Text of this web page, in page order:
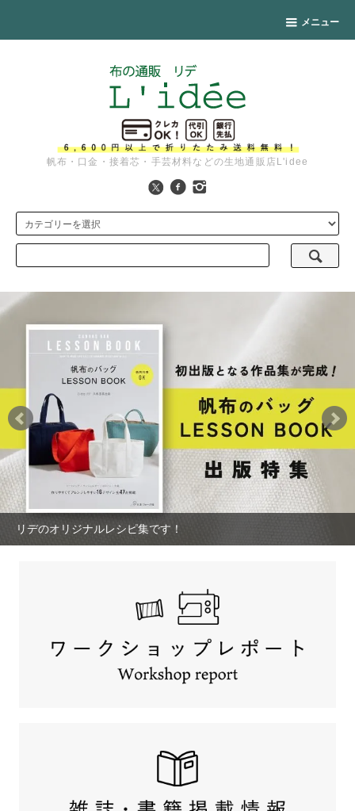
メニュー
帆布・口金・接着芯・手芸材料などの生地通販店L'idee
リデのオリジナルレシピ集です！
バイオウォッシュ帆布を使用した使い勝手の良いボストンです。